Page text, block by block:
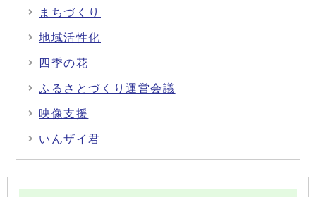
まちづくり
地域活性化
四季の花
ふるさとづくり運営会議
映像支援
いんザイ君